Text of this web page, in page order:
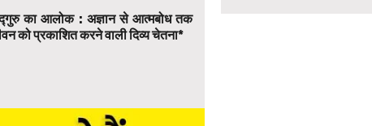
का आलोक : अज्ञान से आत्मबोध तक
को प्रकाशित करने वाली दिव्य चेतना*